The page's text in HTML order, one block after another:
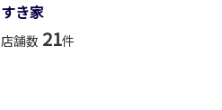
すき家
店舗数 21件